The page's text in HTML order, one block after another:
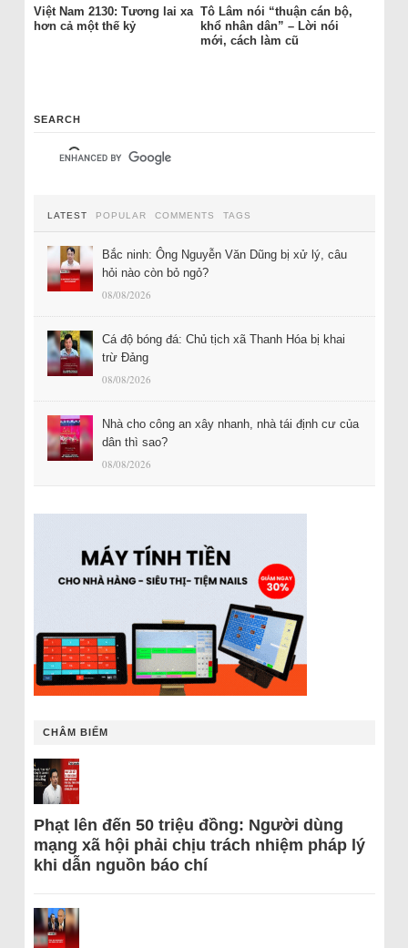
Việt Nam 2130: Tương lai xa
hơn cả một thế kỷ
Tô Lâm nói “thuận cán bộ,
khổ nhân dân” – Lời nói
mới, cách làm cũ
SEARCH
LATEST POPULAR COMMENTS TAGS
Bắc ninh: Ông Nguyễn Văn Dũng bị xử lý, câu
hỏi nào còn bỏ ngỏ?
08/08/2026
Cá độ bóng đá: Chủ tịch xã Thanh Hóa bị khai
trừ Đảng
08/08/2026
Nhà cho công an xây nhanh, nhà tái định cư của
dân thì sao?
08/08/2026
CHÂM BIẾM
Phạt lên đến 50 triệu đồng: Người dùng
mạng xã hội phải chịu trách nhiệm pháp lý
khi dẫn nguồn báo chí